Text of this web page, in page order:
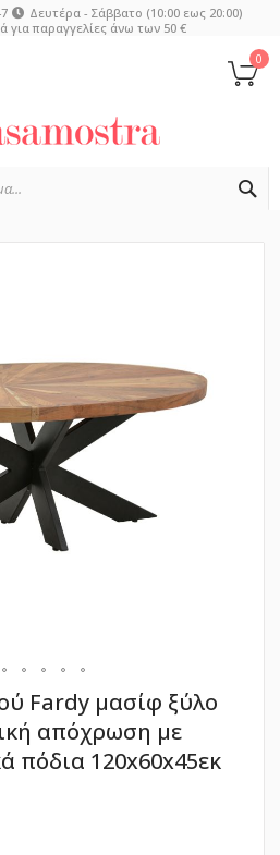
Δευτέρα - Σάββατο (10:00 εως 20:00)
για παραγγελίες άνω των 50 €
0
Fardy μασίφ ξύλο
απόχρωση με
πόδια 120x60x45εκ